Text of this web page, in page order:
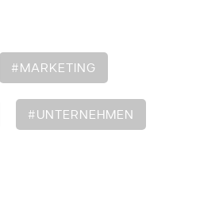
#MARKETING
#UNTERNEHMEN